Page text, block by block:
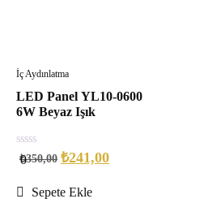
İç Aydınlatma
LED Panel YL10-0600
6W Beyaz Işık
0
out
5
0
₺350,00 ₺241,00
Sepete Ekle